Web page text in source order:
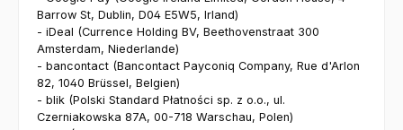
Barrow St, Dublin, D04 E5W5, Irland)
- iDeal (Currence Holding BV, Beethovenstraat 300
Amsterdam, Niederlande)
- bancontact (Bancontact Payconiq Company, Rue d'Arlon
82, 1040 Brüssel, Belgien)
- blik (Polski Standard Płatności sp. z o.o., ul.
Czerniakowska 87A, 00-718 Warschau, Polen)